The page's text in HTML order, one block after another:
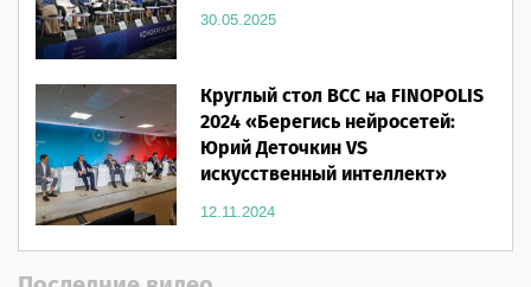
30.05.2025
Круглый стол ВСС на FINOPOLIS
2024 «Берегись нейросетей:
Юрий Деточкин VS
искусственный интеллект»
12.11.2024